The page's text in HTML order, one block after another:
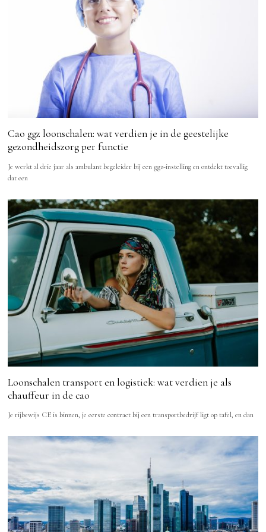
Cao ggz loonschalen: wat verdien je in de geestelijke
gezondheidszorg per functie
Je werkt al drie jaar als ambulant begeleider bij een ggz-instelling en ontdekt toevallig
dat een
Loonschalen transport en logistiek: wat verdien je als
chauffeur in de cao
Je rijbewijs CE is binnen, je eerste contract bij een transportbedrijf ligt op tafel, en dan